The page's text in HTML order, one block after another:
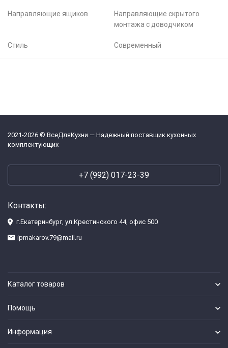
Направляющие ящиков
Направляющие скрытого
монтажа с доводчиком
Стиль Современный
2021-2026 © ВсеДляКухни — Надежный поставщик кухонных
комплектующих
+7 (992) 017-23-39
Контакты:
г.Екатеринбург, ул.Крестинского 44, офис 500
ipmakarov.79@mail.ru
Каталог товаров
Помощь
Информация